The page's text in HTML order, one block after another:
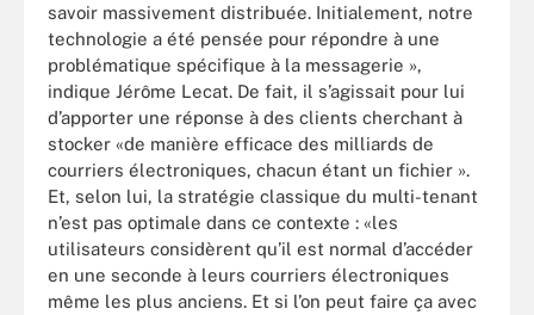
savoir massivement distribuée. Initialement, notre
technologie a été pensée pour répondre à une
problématique spécifique à la messagerie »,
indique Jérôme Lecat. De fait, il s’agissait pour lui
d’apporter une réponse à des clients cherchant à
stocker «de manière efficace des milliards de
courriers électroniques, chacun étant un fichier ».
Et, selon lui, la stratégie classique du multi-tenant
n’est pas optimale dans ce contexte : «les
utilisateurs considèrent qu’il est normal d’accéder
en une seconde à leurs courriers électroniques
même les plus anciens. Et si l’on peut faire ça avec